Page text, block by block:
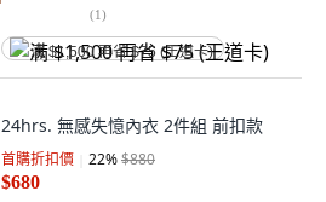
(1)
满 $1,500 再省 $75 (王道卡)
24hrs. 無感失憶內衣 2件組 前扣款
首購折扣價 22%$880
$680